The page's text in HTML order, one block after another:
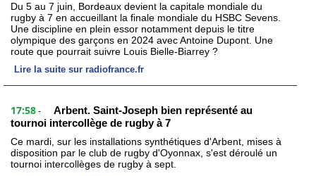
Du 5 au 7 juin, Bordeaux devient la capitale mondiale du
rugby à 7 en accueillant la finale mondiale du HSBC Sevens.
Une discipline en plein essor notamment depuis le titre
olympique des garçons en 2024 avec Antoine Dupont. Une
route que pourrait suivre Louis Bielle-Biarrey ?
Lire la suite sur radiofrance.fr
17:58 -
Arbent. Saint-Joseph bien représenté au
tournoi intercollège de rugby à 7
Ce mardi, sur les installations synthétiques d'Arbent, mises à
disposition par le club de rugby d'Oyonnax, s'est déroulé un
tournoi intercollèges de rugby à sept.